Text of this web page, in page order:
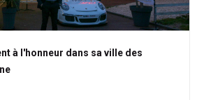
à l'honneur dans sa ville des